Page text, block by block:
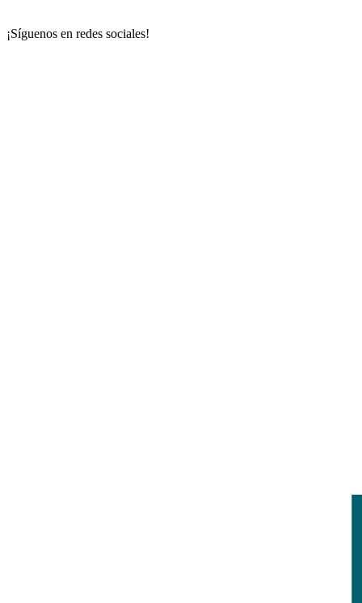
¡Síguenos en redes sociales!